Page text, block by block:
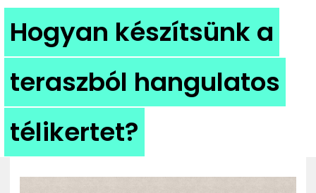
CÍMLAP
DIZÁJN
DIVAT
HIP
KULT
Hogyan készítsünk a
teraszból hangulatos
télikertet?